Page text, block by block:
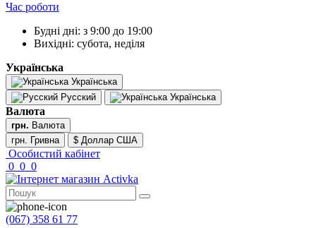
Час роботи
Будні дні: з 9:00 до 19:00
Вихідні: субота, неділя
Українська
Українська
Русский
Українська
Валюта
грн. Валюта
грн. Гривна
$ Доллар США
Особистий кабінет
0 0 0
(067) 358 61 77